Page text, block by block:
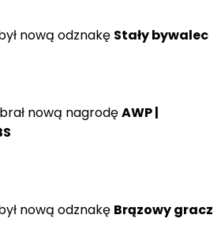
nową odznakę Stały bywalec
nową nagrodęAWP |
nową odznakę Brązowy gracz